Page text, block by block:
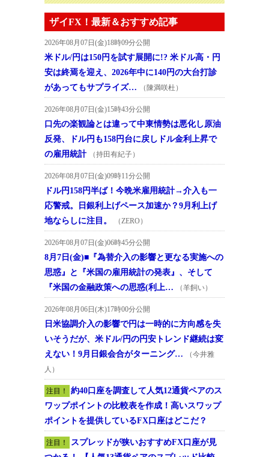
ザイFX！最新＆おすすめ記事
2026年08月07日(金)18時09分公開
米ドル/円は150円を試す展開に!? 米ドル高・円
安は終焉を迎え、2026年中に140円の大台打診
があってもサプライズ…
（陳満咲杜）
2026年08月07日(金)15時43分公開
口先の楽観論とは違って中東情勢は悪化し原油
反発、ドル円も158円台に戻しドル金利上昇で
の雇用統計
（持田有紀子）
2026年08月07日(金)09時11分公開
ドル円158円半ば！今晩米雇用統計→介入も一
応警戒。日銀利上げペース加速か？9月利上げ
地ならしに注目。
（ZERO）
2026年08月07日(金)06時45分公開
8月7日(金)■『為替介入の影響と更なる実施への
思惑』と『米国の雇用統計の発表』、そして
『米国の金融政策への思惑(利上…
（羊飼い）
2026年08月06日(木)17時00分公開
日米協調介入の影響で円は一時的に方向感を失
いそうだが、米ドル/円の円安トレンド継続は変
えない！9月日銀会合がターニング…
（今井雅
人）
注目！
約40口座を調査して人気12通貨ペアのス
ワップポイントの比較表を作成！高いスワップ
ポイントを提供しているFX口座はどこだ？
注目！
スプレッドが狭いおすすめFX口座が見